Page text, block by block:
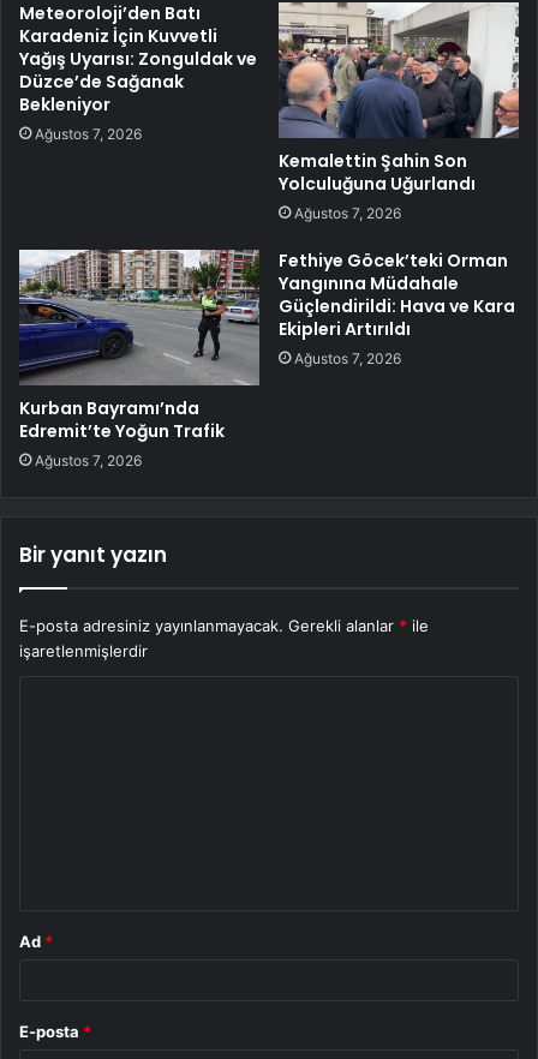
Meteoroloji’den Batı
Karadeniz İçin Kuvvetli
Yağış Uyarısı: Zonguldak ve
Düzce’de Sağanak
Bekleniyor
Ağustos 7, 2026
Kemalettin Şahin Son
Yolculuğuna Uğurlandı
Ağustos 7, 2026
Kurban Bayramı’nda
Edremit’te Yoğun Trafik
Ağustos 7, 2026
Fethiye Göcek’teki Orman
Yangınına Müdahale
Güçlendirildi: Hava ve Kara
Ekipleri Artırıldı
Ağustos 7, 2026
Bir yanıt yazın
E-posta adresiniz yayınlanmayacak. Gerekli alanlar * ile
işaretlenmişlerdir
Ad *
E-posta *